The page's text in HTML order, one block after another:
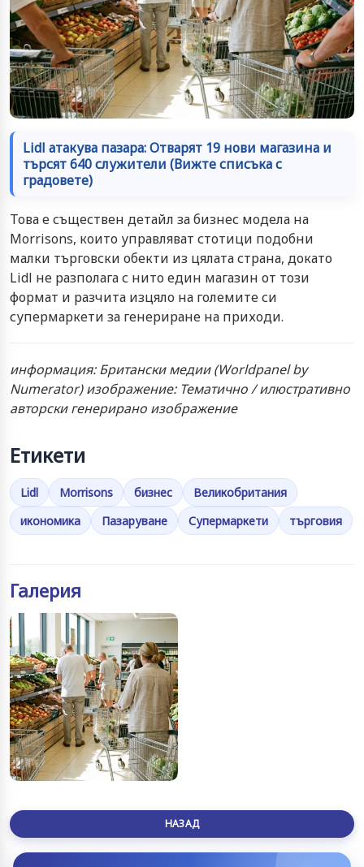
Lidl атакува пазара: Отварят 19 нови магазина и
търсят 640 служители (Вижте списъка с
градовете)
Това е съществен детайл за бизнес модела на
Morrisons, които управляват стотици подобни
малки търговски обекти из цялата страна, докато
Lidl не разполага с нито един магазин от този
формат и разчита изцяло на големите си
супермаркети за генериране на приходи.
информация: Британски медии (Worldpanel by
Numerator) изображение: Тематично / илюстративно
авторски генерирано изображение
Етикети
Lidl Morrisons бизнес
Великобритания
икономика
Пазаруване Супермаркети търговия
Галерия
НАЗАД